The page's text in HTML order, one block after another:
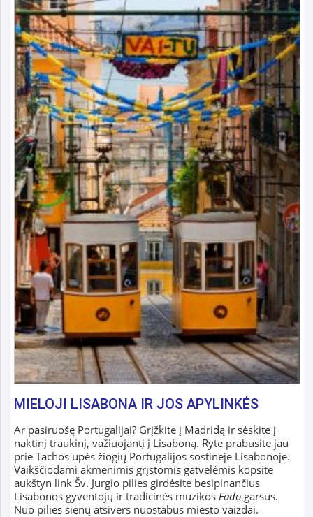
MIELOJI LISABONA IR JOS APYLINKĖS
Ar pasiruošę Portugalijai? Grįžkite į Madridą ir sėskite į
naktinį traukinį, važiuojantį į Lisaboną. Ryte prabusite jau
prie Tachos upės žiogių Portugalijos sostinėje Lisabonoje.
Vaikščiodami akmenimis grįstomis gatvelėmis kopsite
aukštyn link Šv. Jurgio pilies girdėsite besipinančius
Lisabonos gyventojų ir tradicinės muzikos Fadogarsus.
Nuo pilies sienų atsivers nuostabūs miesto vaizdai.